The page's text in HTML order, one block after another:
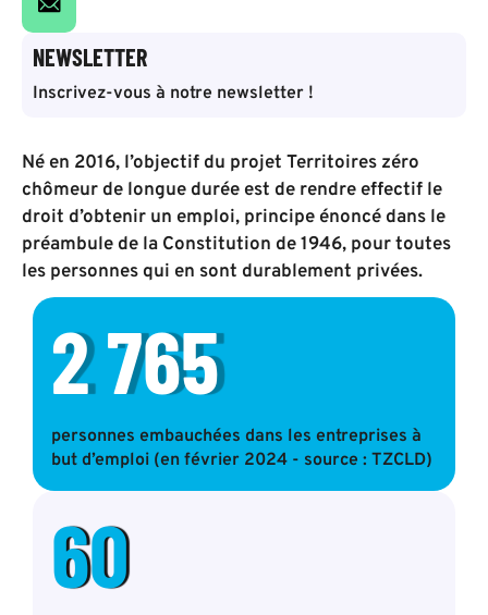
NEWSLETTER
Inscrivez-vous à notre newsletter !
Né en 2016, l’objectif du projet Territoires zéro
chômeur de longue durée est de rendre effectif le
droit d’obtenir un emploi, principe énoncé dans le
préambule de la Constitution de 1946, pour toutes
les personnes qui en sont durablement privées.
personnes embauchées dans les entreprises à
but d’emploi (en février 2024 - source : TZCLD)
2 765
60